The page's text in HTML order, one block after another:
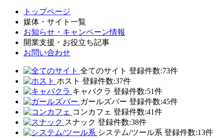
トップページ
媒体・サイト一覧
お知らせ・キャンペーン情報
開業支援・お役立ち記事
お問い合わせ
全てのサイト 登録件数:73件
ホスト 登録件数:37件
キャバクラ 登録件数:51件
ガールズバー 登録件数:45件
コンカフェ 登録件数:41件
スナック 登録件数:38件
システム/ツール系 登録件数:13件